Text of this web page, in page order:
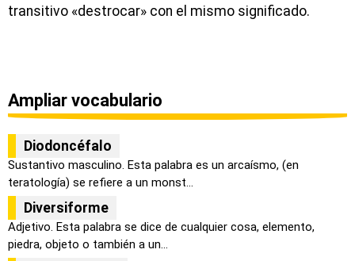
transitivo «destrocar» con el mismo significado.
Ampliar vocabulario
Diodoncéfalo
Sustantivo masculino. Esta palabra es un arcaísmo, (en
teratología) se refiere a un monst...
Diversiforme
Adjetivo. Esta palabra se dice de cualquier cosa, elemento,
piedra, objeto o también a un...